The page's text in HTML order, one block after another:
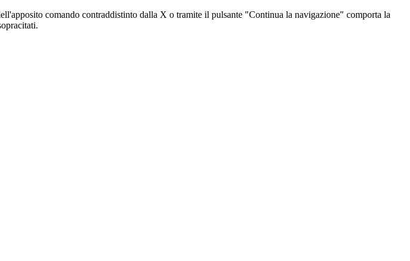
comando contraddistinto dalla X o tramite il pulsante "Continua la navigazione" comporta la